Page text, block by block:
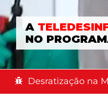
A
NO
Desratização na